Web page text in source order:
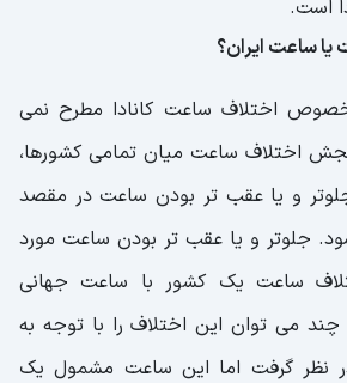
است.
یا ساعت ایران؟
اختلاف ساعت کانادا مطرح نمی
اختلاف ساعت میان تمامی کشورها،
و یا عقب تر بودن ساعت در مقصد
جلوتر و یا عقب تر بودن ساعت مورد
ساعت یک کشور با ساعت جهانی
می توان این اختلاف را با توجه به
نظر گرفت اما این ساعت مشمول یک